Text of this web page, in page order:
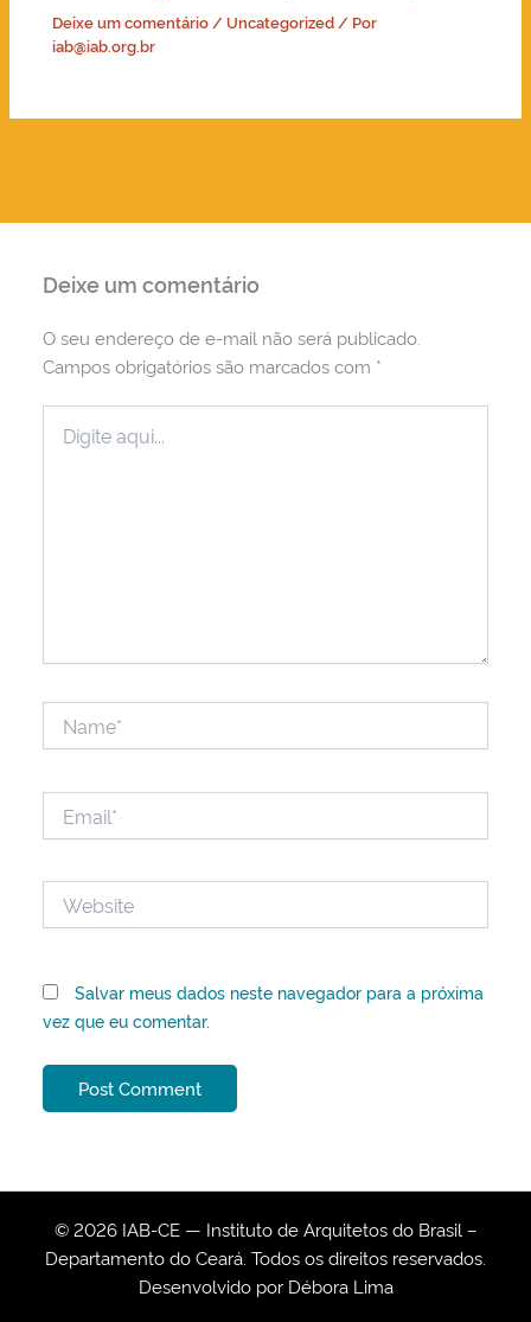
Deixe um comentário / Uncategorized / Por
iab@iab.org.br
Deixe um comentário
O seu endereço de e-mail não será publicado.
Campos obrigatórios são marcados com *
aqui...
Salvar meus dados neste navegador para a próxima
vez que eu comentar.
© 2026 IAB-CE — Instituto de Arquitetos do Brasil –
Departamento do Ceará. Todos os direitos reservados.
Desenvolvido por Débora Lima